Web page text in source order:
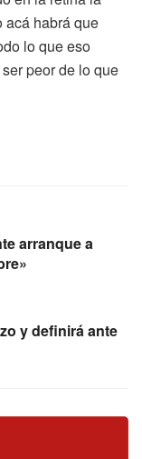
acá habrá que
lo que eso
peor de lo que
arranque a
y definirá ante